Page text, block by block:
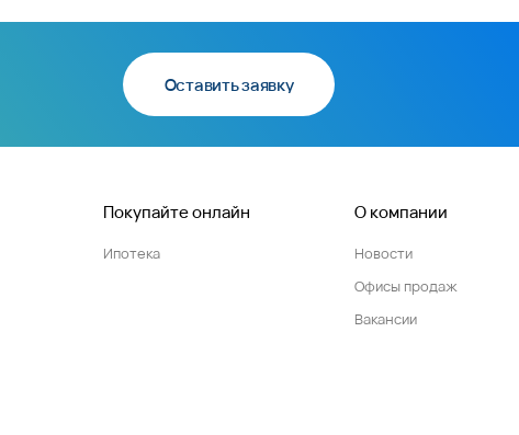
Оставить заявку
Покупайте онлайн
Ипотека
О компании
Новости
Офисы продаж
Вакансии